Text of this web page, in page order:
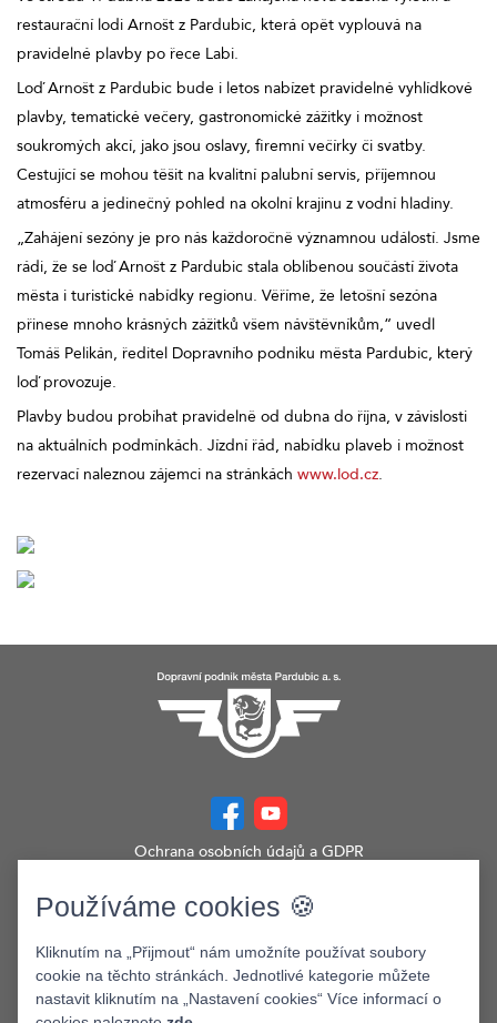
restaurační lodi Arnošt z Pardubic, která opět vyplouvá na
pravidelné plavby po řece Labi.
Loď Arnošt z Pardubic bude i letos nabízet pravidelné vyhlídkové
plavby, tematické večery, gastronomické zážitky i možnost
soukromých akcí, jako jsou oslavy, firemní večírky či svatby.
Cestující se mohou těšit na kvalitní palubní servis, příjemnou
atmosféru a jedinečný pohled na okolní krajinu z vodní hladiny.
„Zahájení sezóny je pro nás každoročně významnou událostí. Jsme
rádi, že se loď Arnošt z Pardubic stala oblíbenou součástí života
města i turistické nabídky regionu. Věříme, že letošní sezóna
přinese mnoho krásných zážitků všem návštěvníkům,“ uvedl
Tomáš Pelikán, ředitel Dopravního podniku města Pardubic, který
loď provozuje.
Plavby budou probíhat pravidelně od dubna do října, v závislosti
na aktuálních podmínkách. Jízdní řád, nabídku plaveb i možnost
rezervací naleznou zájemci na stránkách www.lod.cz.
Ochrana osobních údajů a GDPR
Zobrazit verzi webu pro PC
©2026. Dopravní podnik města Pardubic a.s.
Používáme cookies 🍪
Kliknutím na „Přijmout“ nám umožníte používat soubory
cookie na těchto stránkách. Jednotlivé kategorie můžete
nastavit kliknutím na „Nastavení cookies“ Více informací o